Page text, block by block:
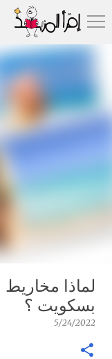
لماذا
بسكويت ؟
5/24/2022